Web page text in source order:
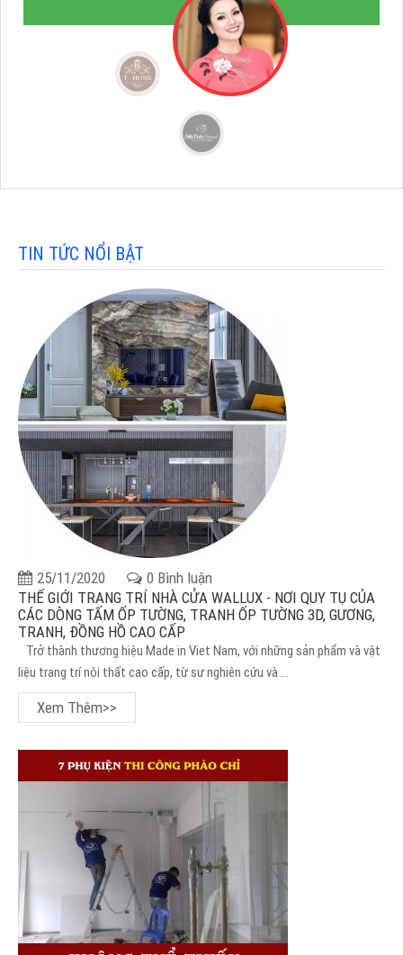
bạn!"
TIN TỨC NỔI BẬT
25/11/2020
0 Bình luận
THẾ GIỚI TRANG TRÍ NHÀ CỬA WALLUX - NƠI QUY TỤ CỦA
CÁC DÒNG TẤM ỐP TƯỜNG, TRANH ỐP TƯỜNG 3D, GƯƠNG,
TRANH, ĐỒNG HỒ CAO CẤP
Trở thành thương hiệu Made in Viet Nam, với những sản phẩm và vật
liệu trang trí nội thất cao cấp, từ sự nghiên cứu và ...
Xem Thêm>>